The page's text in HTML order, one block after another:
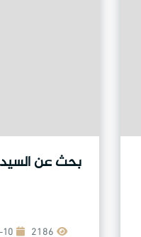
بحث عن
2022-01-10